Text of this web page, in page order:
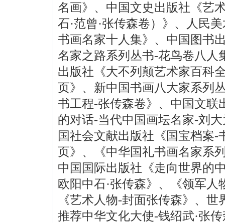
名画》、中国文史出版社《艺
石·范曾·张传森卷）》、人民
书画名家十人集》、中国图书
名家之路系列丛书-花鸟卷八人
出版社《大不列颠艺术家百科
页》、新中国书画八大家系列
书工程-张传森卷》、中国文联
的对话-当代中国画坛名家-刘大
国社会文献出版社《国宝档案-
页》、《中华国礼书画名家系
中国国际出版社《走向世界的
欧阳中石·张传森》、《领军人
《艺术人物-封面张传森》、世
推荐中华文化大使-钱绍武·张